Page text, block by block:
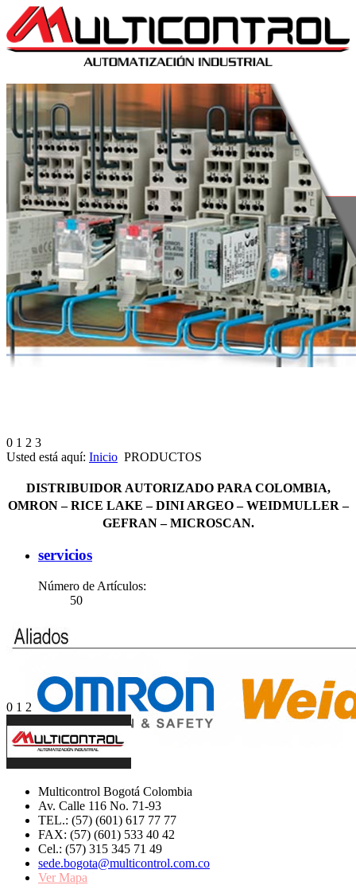
0 1 2 3
Usted está aquí: Inicio PRODUCTOS
DISTRIBUIDOR AUTORIZADO PARA COLOMBIA,
OMRON – RICE LAKE – DINI ARGEO – WEIDMULLER –
GEFRAN – MICROSCAN.
servicios
Número de Artículos:
50
0 1 2
Multicontrol Bogotá Colombia
Av. Calle 116 No. 71-93
TEL.: (57) (601) 617 77 77
FAX: (57) (601) 533 40 42
Cel.: (57) 315 345 71 49
sede.bogota@multicontrol.com.co
Ver Mapa